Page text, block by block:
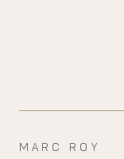
MARC ROY